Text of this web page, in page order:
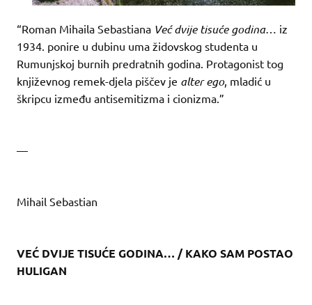
“Roman Mihaila Sebastiana Već dvije tisuće godina… iz
1934. ponire u dubinu uma židovskog studenta u
Rumunjskoj burnih predratnih godina. Protagonist tog
književnog remek-djela piščev je alter ego, mladić u
škripcu između antisemitizma i cionizma.”
—
Mihail Sebastian
VEĆ DVIJE TISUĆE GODINA… / KAKO SAM POSTAO
HULIGAN